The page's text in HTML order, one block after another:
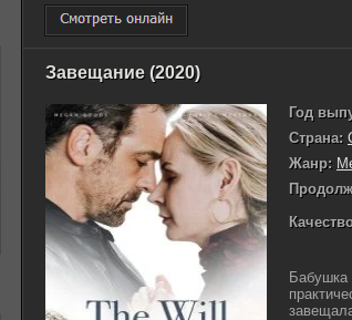
Завещание (2020)
Год
Страна:
Жанр:
Бабушка